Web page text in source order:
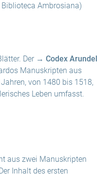
Biblioteca Ambrosiana)
Der → Codex Arundel
Manuskripten aus
von 1480 bis 1518,
Leben umfasst.
aus zwei Manuskripten
Inhalt des ersten